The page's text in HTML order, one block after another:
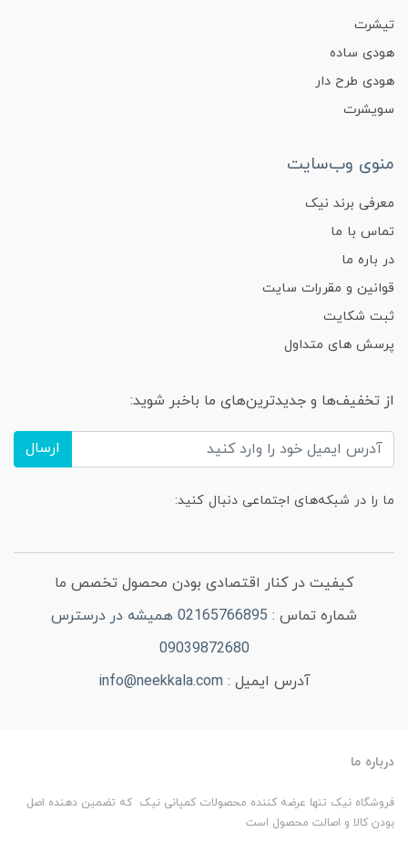
تیشرت
هودی ساده
هودی طرح دار
سویشرت
منوی وب‌سایت
معرفی برند نیک
تماس با ما
در باره ما
قوانین و مقررات سایت
ثبت شکایت
پرسش های متداول
از تخفیف‌ها و جدیدترین‌های ما باخبر شوید:
ارسال
ما را در شبکه‌های اجتماعی دنبال کنید:
کیفیت در کنار اقتصادی بودن محصول تخصص ما
شماره تماس :
02165766895 همیشه در درسترس
09039872680
آدرس ایمیل : info@neekkala.com
درباره ما
فروشگاه نیک تنها عرضه کننده محصولات کمپانی نیک که تضمین دهنده اصل
بودن کالا و اصالت محصول است